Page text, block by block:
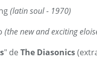
(latin soul - 1970)
(the new and exciting
" de The Diasonics